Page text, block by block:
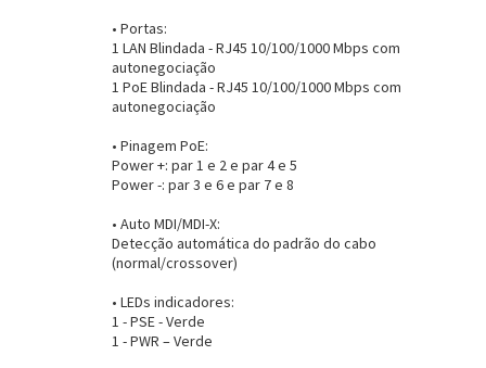
Entrega Flash
Cartão de crédito
Pagamento via Pix
Retire na Loja
• Portas:
1 LAN Blindada - RJ45 10/100/1000 Mbps com
autonegociação
1 PoE Blindada - RJ45 10/100/1000 Mbps com
autonegociação
• Pinagem PoE:
Power +: par 1 e 2 e par 4 e 5
Power -: par 3 e 6 e par 7 e 8
• Auto MDI/MDI-X:
Detecção automática do padrão do cabo
(normal/crossover)
• LEDs indicadores:
1 - PSE - Verde
1 - PWR – Verde